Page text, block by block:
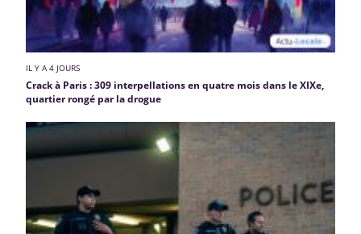
IL Y A 4 JOURS
Crack à Paris : 309 interpellations en quatre mois dans le XIXe,
quartier rongé par la drogue